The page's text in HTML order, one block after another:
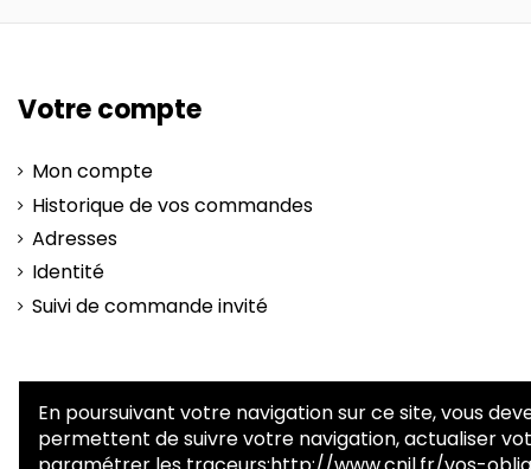
Votre compte
Mon compte
Historique de vos commandes
Adresses
Identité
Suivi de commande invité
En poursuivant votre navigation sur ce site, vous
permettent de suivre votre navigation, actualiser